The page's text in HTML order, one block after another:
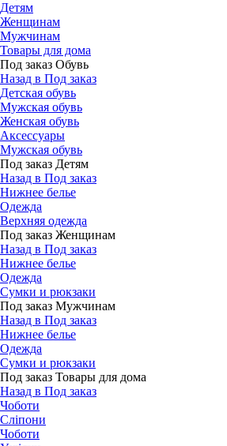
Детям
Женщинам
Мужчинам
Товары для дома
Под заказ Обувь
Назад в Под заказ
Детская обувь
Мужская обувь
Женская обувь
Аксессуары
Мужская обувь
Под заказ Детям
Назад в Под заказ
Нижнее белье
Одежда
Верхняя одежда
Под заказ Женщинам
Назад в Под заказ
Нижнее белье
Одежда
Сумки и рюкзаки
Под заказ Мужчинам
Назад в Под заказ
Нижнее белье
Одежда
Сумки и рюкзаки
Под заказ Товары для дома
Назад в Под заказ
Чоботи
Сліпони
Чоботи